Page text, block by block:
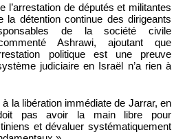
l’arrestation de députés et militantes
la détention continue des dirigeants
de la société civile
Ashrawi, ajoutant que
politique est une preuve
judiciaire en Israël n’a rien à
la libération immédiate de Jarrar, en
pas avoir la main libre pour
et dévaluer systématiquement